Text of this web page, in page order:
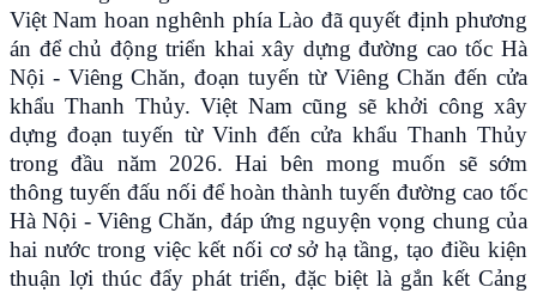
Việt Nam hoan nghênh phía Lào đã quyết định phương
án để chủ động triển khai xây dựng đường cao tốc Hà
Nội - Viêng Chăn, đoạn tuyến từ Viêng Chăn đến cửa
khẩu Thanh Thủy. Việt Nam cũng sẽ khởi công xây
dựng đoạn tuyến từ Vinh đến cửa khẩu Thanh Thủy
trong đầu năm 2026. Hai bên mong muốn sẽ sớm
thông tuyến đấu nối để hoàn thành tuyến đường cao tốc
Hà Nội - Viêng Chăn, đáp ứng nguyện vọng chung của
hai nước trong việc kết nối cơ sở hạ tầng, tạo điều kiện
thuận lợi thúc đẩy phát triển, đặc biệt là gắn kết Cảng